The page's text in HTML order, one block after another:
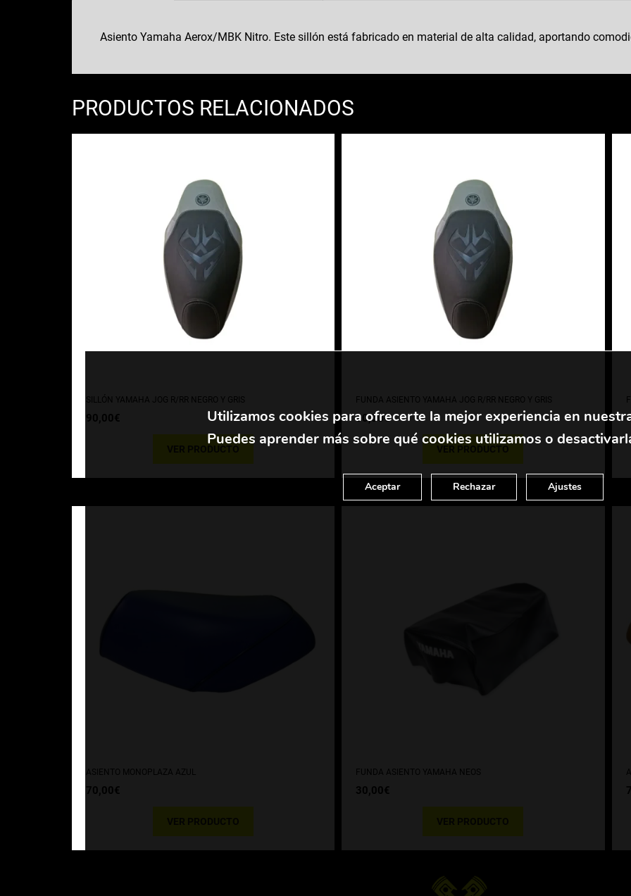
Asiento Yamaha Aerox/MBK Nitro. Este sillón está fabricado en material de alta calidad, aportando
PRODUCTOS RELACIONADOS
SILLÓN YAMAHA JOG R/RR NEGRO Y GRIS
90,00€
FUNDA ASIENTO YAMAHA JOG R/RR NEGRO Y GRIS
60,00€
ASIENTO MONOPLAZA AZUL
70,00 €
FUNDA ASIENTO YAMAHA NEOS
30,00 €
Utilizamos cookies para ofrecerte la mejor experiencia en
Puedes aprender más sobre qué cookies utilizamos o
Aceptar Rechazar Ajustes